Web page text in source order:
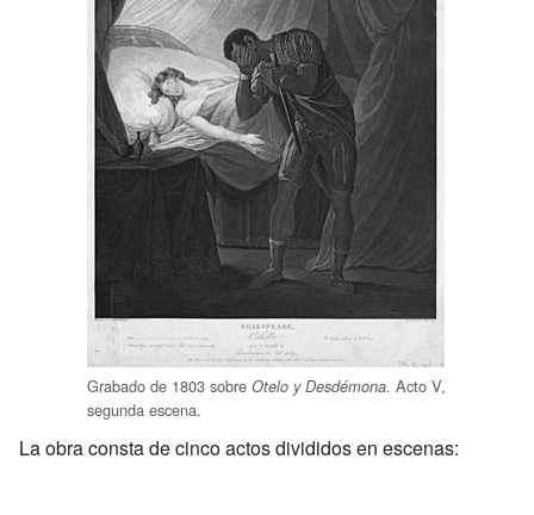
Grabado de 1803 sobre Otelo y Desdémona. Acto V,
segunda escena.
La obra consta de cinco actos divididos en escenas: